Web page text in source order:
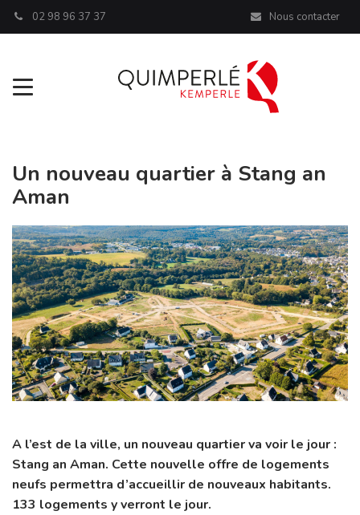
02 98 96 37 37 Nous contacter
Aller à la navigation
Un nouveau quartier à Stang an
Aman
A l’est de la ville, un nouveau quartier va voir le jour :
Stang an Aman. Cette nouvelle offre de logements
neufs permettra d’accueillir de nouveaux habitants.
133 logements y verront le jour.